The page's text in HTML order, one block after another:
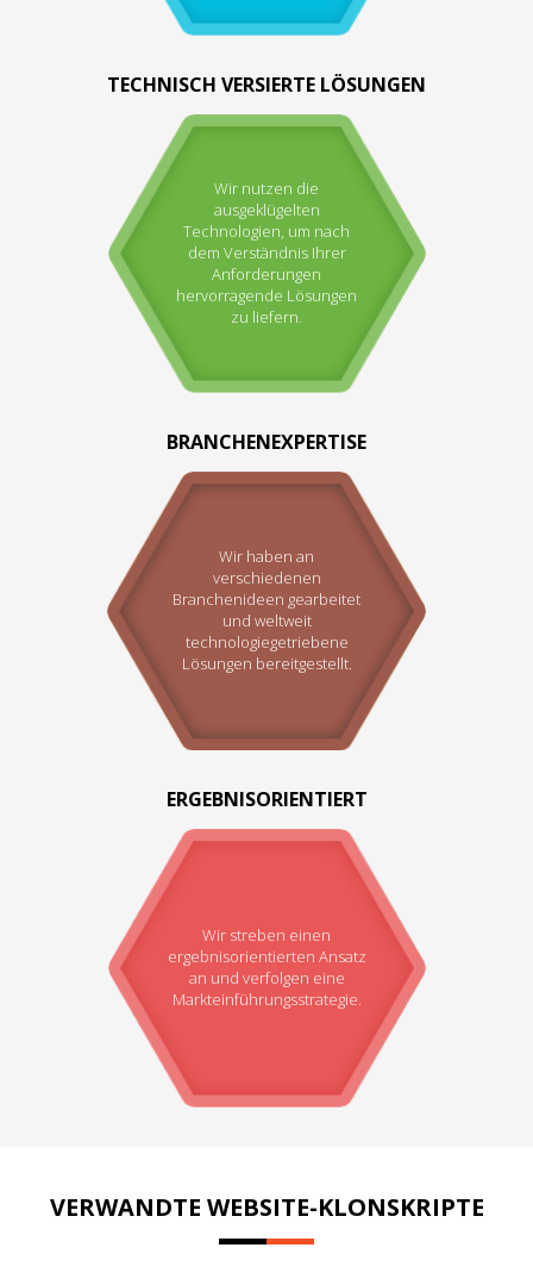
TECHNISCH VERSIERTE LÖSUNGEN
Wir nutzen die
ausgeklügelten
Technologien, um nach
dem Verständnis Ihrer
Anforderungen
hervorragende Lösungen
zu liefern.
BRANCHENEXPERTISE
Wir haben an
verschiedenen
Branchenideen gearbeitet
und weltweit
technologiegetriebene
Lösungen bereitgestellt.
ERGEBNISORIENTIERT
Wir streben einen
ergebnisorientierten Ansatz
an und verfolgen eine
Markteinführungsstrategie.
VERWANDTE WEBSITE-KLONSKRIPTE